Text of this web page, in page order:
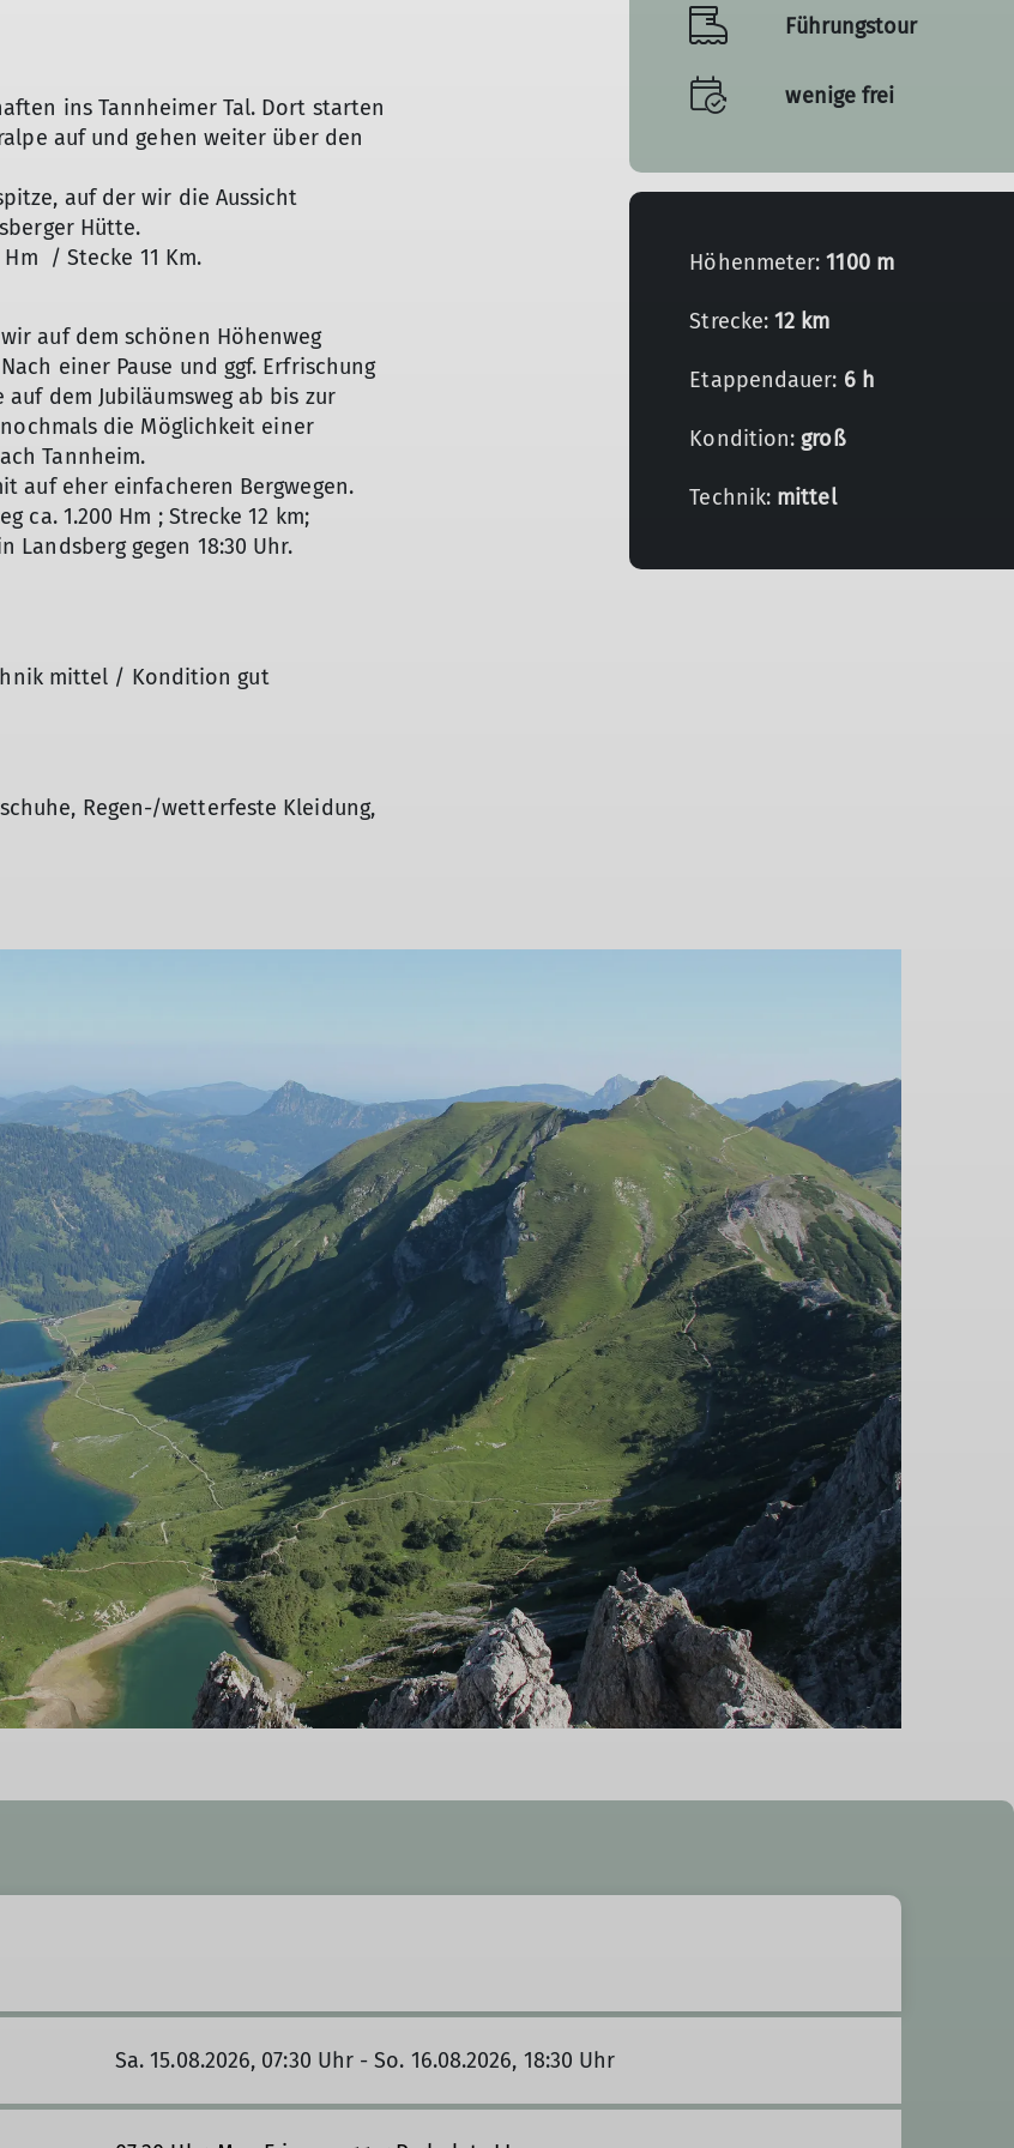
ins Tannheimer Tal. Dort starten
auf und gehen weiter über den
auf der wir die Aussicht
Hütte.
/ Stecke 11 Km.
auf dem schönen Höhenweg
einer Pause und ggf. Erfrischung
dem Jubiläumsweg ab bis zur
die Möglichkeit einer
Tannheim.
auf eher einfacheren Bergwegen.
ca. 1.200 Hm ; Strecke 12 km;
Landsberg gegen 18:30 Uhr.
mittel / Kondition gut
Regen-/wetterfeste Kleidung,
Führungstour
wenige frei
Höhenmeter:1100 m
Strecke:12 km
Etappendauer: 6 h
Kondition: groß
Technik: mittel
Sa. 15.08.2026, 07:30 Uhr - So. 16.08.2026, 18:30 Uhr